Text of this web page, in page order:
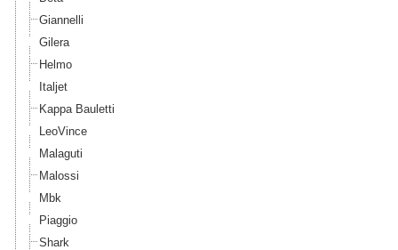
Giannelli
Gilera
Helmo
Italjet
Kappa Bauletti
LeoVince
Malaguti
Malossi
Mbk
Piaggio
Shark